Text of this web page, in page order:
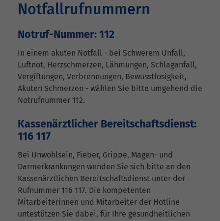
Notfallrufnummern
Notruf-Nummer: 112
In einem akuten Notfall - bei Schwerem Unfall,
Luftnot, Herzschmerzen, Lähmungen, Schlaganfall,
Vergiftungen, Verbrennungen, Bewusstlosigkeit,
Akuten Schmerzen - wählen Sie bitte umgehend die
Notrufnummer 112.
Kassenärztlicher Bereitschaftsdienst:
116 117
Bei Unwohlsein, Fieber, Grippe, Magen- und
Darmerkrankungen wenden Sie sich bitte an den
Kassenärztlichen Bereitschaftsdienst unter der
Rufnummer 116 117. Die kompetenten
Mitarbeiterinnen und Mitarbeiter der Hotline
untestützen Sie dabei, für Ihre gesundheitlichen